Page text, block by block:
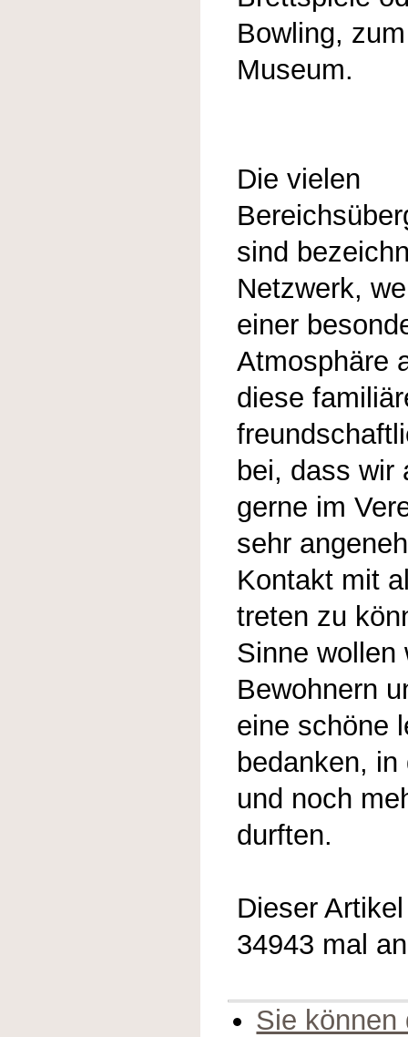
Bowling,
Museum.
Die vielen
sind
Netzwerk,
einer
Atmosphäre
diese
bei, dass wir
gerne im
sehr
Kontakt mit
treten zu
Sinne wollen
Bewohnern
eine schöne
bedanken,
und noch
durften.
Dieser
34943 mal
Sie können